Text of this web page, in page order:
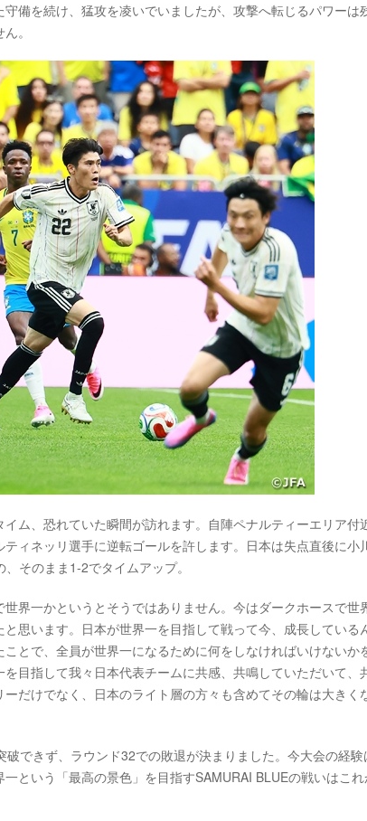
備を続け、猛攻を凌いでいましたが、攻撃へ転じるパワーは
。
ム、恐れていた瞬間が訪れます。自陣ペナルティーエリア付
ィネッリ選手に逆転ゴールを許します。日本は失点直後に小
そのまま1-2でタイムアップ。
界一かというとそうではありません。今はダークホースで世
思います。日本が世界一を目指して戦って今、成長している
とで、全員が世界一になるために何をしなければいけないか
目指して我々日本代表チームに共感、共鳴していただいて、
だけでなく、日本のライト層の方々も含めてその輪は大きく
できず、ラウンド32での敗退が決まりました。今大会の経験
という「最高の景色」を目指すSAMURAI BLUEの戦いはこれ